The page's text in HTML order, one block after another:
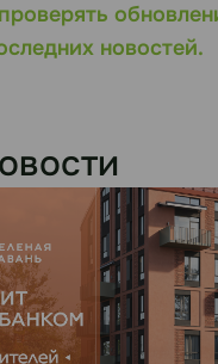
новостей.